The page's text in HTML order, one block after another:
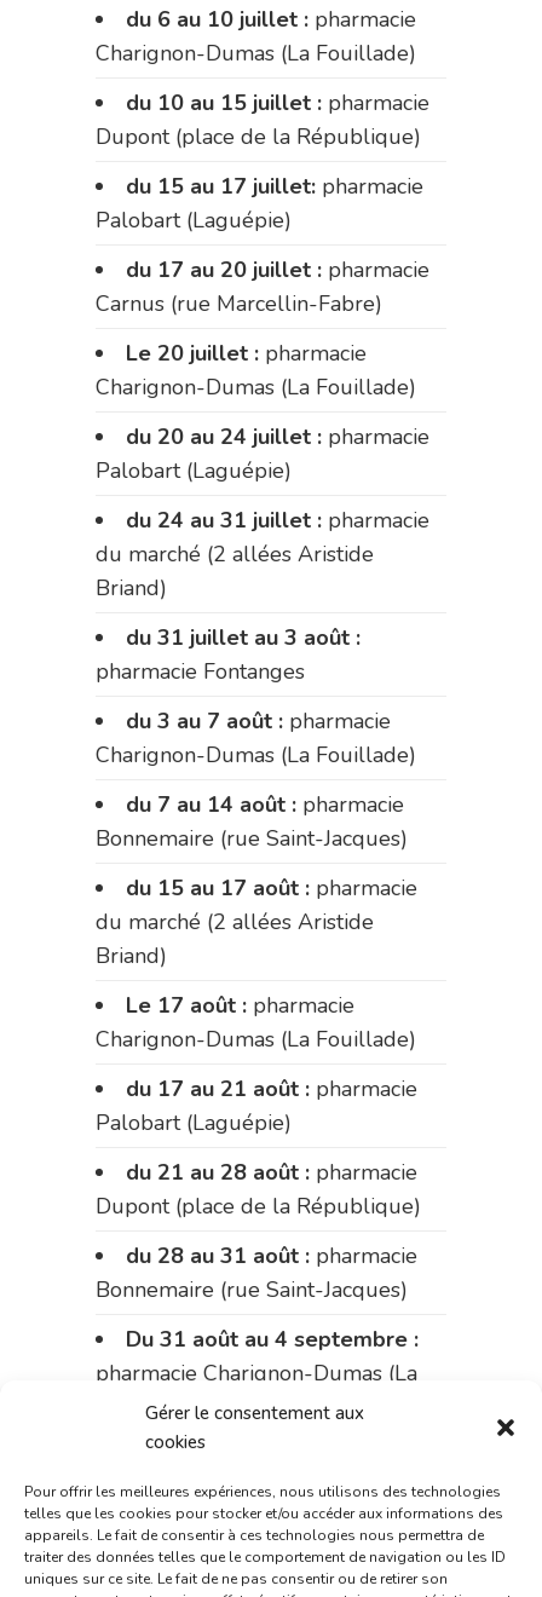
Gérer le consentement aux
cookies
Pour offrir les meilleures expériences, nous utilisons des technologies
telles que les cookies pour stocker et/ou accéder aux informations des
appareils. Le fait de consentir à ces technologies nous permettra de
traiter des données telles que le comportement de navigation ou les ID
uniques sur ce site. Le fait de ne pas consentir ou de retirer son
du 6 au 10 juillet : pharmacie
Charignon-Dumas (La Fouillade)
du 10 au 15 juillet : pharmacie
Dupont (place de la République)
du 15 au 17 juillet: pharmacie
Palobart (Laguépie)
du 17 au 20 juillet : pharmacie
Carnus (rue Marcellin-Fabre)
Le 20 juillet : pharmacie
Charignon-Dumas (La Fouillade)
du 20 au 24 juillet : pharmacie
Palobart (Laguépie)
du 24 au 31 juillet : pharmacie
du marché (2 allées Aristide
Briand)
du 31 juillet au 3 août :
pharmacie Fontanges
du 3 au 7 août : pharmacie
Charignon-Dumas (La Fouillade)
du 7 au 14 août : pharmacie
Bonnemaire (rue Saint-Jacques)
du 15 au 17 août : pharmacie
du marché (2 allées Aristide
Briand)
Le 17 août : pharmacie
Charignon-Dumas (La Fouillade)
du 17 au 21 août : pharmacie
Palobart (Laguépie)
du 21 au 28 août : pharmacie
Dupont (place de la République)
du 28 au 31 août : pharmacie
Bonnemaire (rue Saint-Jacques)
Du 31 août au 4 septembre :
pharmacie Charignon-Dumas (La
Fouillade)
du 4 au 11 septembre :
pharmacie Carnus (rue Marcellin-
Fabre)
du 11 au 14 septembre :